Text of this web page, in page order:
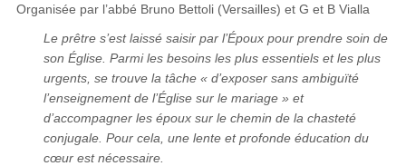
Organisée par l’abbé Bruno Bettoli (Versailles) et G et B Vialla
Le prêtre s’est laissé saisir par l’Époux pour prendre soin de
son Église. Parmi les besoins les plus essentiels et les plus
urgents, se trouve la tâche « d’exposer sans ambiguïté
l’enseignement de l’Église sur le mariage » et
d’accompagner les époux sur le chemin de la chasteté
conjugale. Pour cela, une lente et profonde éducation du
cœur est nécessaire.